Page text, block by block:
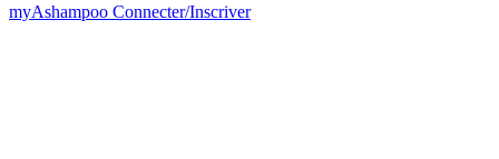
myAshampoo Connecter/Inscriver